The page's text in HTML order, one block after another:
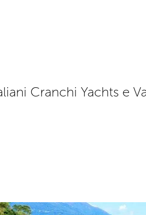
Cranchi Yachts e